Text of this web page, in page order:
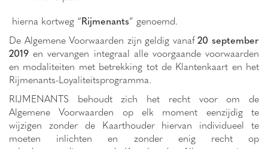
hierna kortweg “Rijmenants” genoemd.
De Algemene Voorwaarden zijn geldig vanaf20 september
2019en vervangen integraal alle voorgaande voorwaarden
en modaliteiten met betrekking tot de Klantenkaart en het
Rijmenants-Loyaliteitsprogramma.
RIJMENANTS behoudt zich het recht voor om de
Algemene Voorwaarden op elk moment eenzijdig te
wijzigen zonder de Kaarthouder hiervan individueel te
moeten inlichten en zonder enig recht op